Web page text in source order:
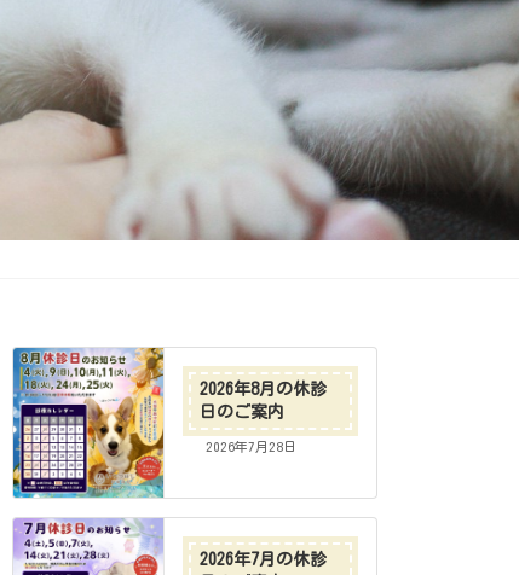
2026年8月の休診
日のご案内
2026年7月28日
2026年7月の休診